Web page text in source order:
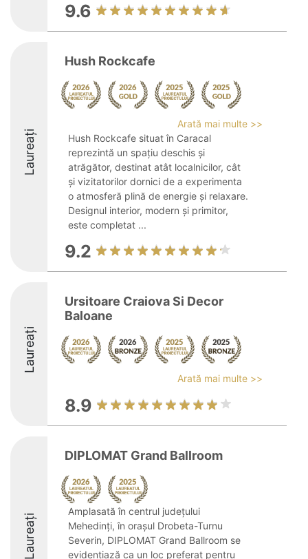
9.6
Laureați
Hush Rockcafe
Arată mai multe >>
Hush Rockcafe situat în Caracal
reprezintă un spațiu deschis și
atrăgător, destinat atât localnicilor, cât
și vizitatorilor dornici de a experimenta
o atmosferă plină de energie și relaxare.
Designul interior, modern și primitor,
este completat ...
9.2
Laureați
Ursitoare Craiova Si Decor
Baloane
Arată mai multe >>
8.9
Laureați
DIPLOMAT Grand Ballroom
Amplasată în centrul județului
Mehedinți, în orașul Drobeta-Turnu
Severin, DIPLOMAT Grand Ballroom se
evidențiază ca un loc preferat pentru